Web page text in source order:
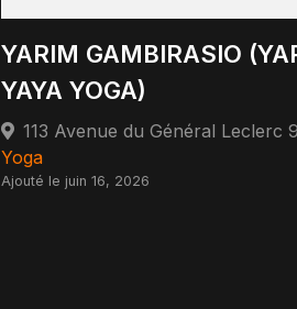
YARIM GAMBIRASIO
YAYA YOGA)
Yoga
Ajouté le juin 16, 2026